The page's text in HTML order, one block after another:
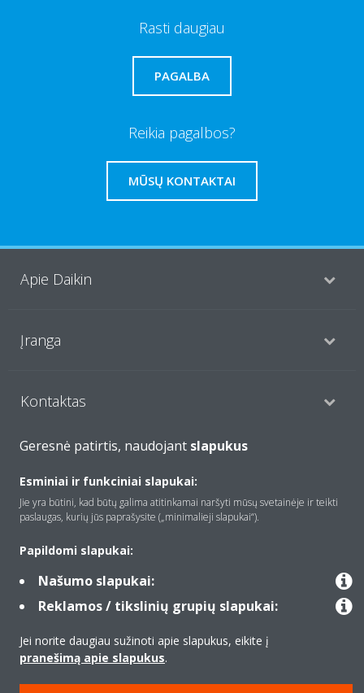
Rasti daugiau
PAGALBA
Reikia pagalbos?
MŪSŲ KONTAKTAI
Apie Daikin
Įranga
Kontaktas
Copyright © Daikin
Teisinis pranešimas
Duomenų apsaugos politika
Geresnė patirtis, naudojant slapukus
Esminiai ir funkciniai slapukai:
Jie yra būtini, kad būtų galima atitinkamai naršyti mūsų svetainėje ir teikti
paslaugas, kurių jūs paprašysite („minimalieji slapukai“).
Papildomi slapukai:
Našumo slapukai:
Reklamos / tikslinių grupių slapukai:
Jei norite daugiau sužinoti apie slapukus, eikite į
pranešimą apie slapukus.